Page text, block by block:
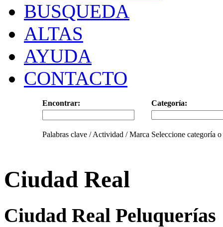
BUSQUEDA
ALTAS
AYUDA
CONTACTO
Encontrar: Categoría:
Palabras clave / Actividad / Marca Seleccione categoría
Ciudad Real
Ciudad Real Peluquerías